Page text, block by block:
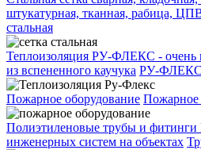
штукатурная, тканная, рабица,
стальная
Теплоизоляция РУ-ФЛЕКС - очень
из вспененного каучука РУ-ФЛЕКС
Пожарное оборудование Пожарное
Полиэтиленовые трубы и
инженерных систем на объектах